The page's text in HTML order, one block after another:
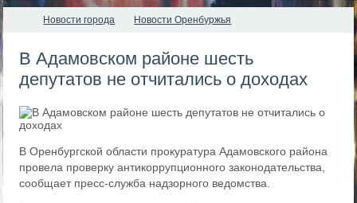
Новости города Новости Оренбуржья
В Адамовском районе шесть
депутатов не отчитались о доходах
В Оренбургской области прокуратура Адамовского района
провела проверку антикоррупционного законодательства,
сообщает пресс-служба надзорного ведомства.